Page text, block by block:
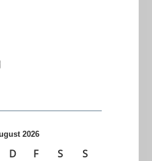
2026
D F S S